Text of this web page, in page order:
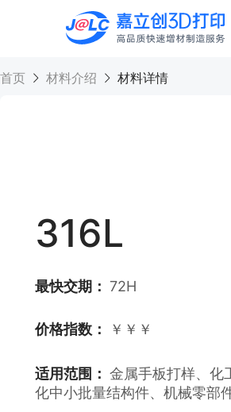
高品质快速增材制造服务
首页 材料介绍 材料详情
316L
最快交期： 72H
价格指数： ￥￥￥
适用范围： 金属手板打样、化
化中小批量结构件、机械零部